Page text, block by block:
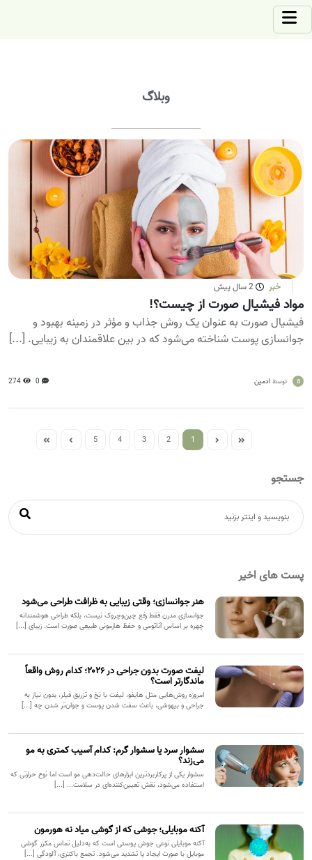
وبلاگ
خبر 2 سال پیش
مواد فیشیال صورت از چیست؟!
فیشیال صورت به عنوان یک روش جذاب و مؤثر در زمینه بهبود و
جوانسازی پوست شناخته می‌شود که در بین علاقمندان به زیبایی. [...]
a توسط ادمین 0
274
1
2
3
4
5
جستجو
پست های اخیر
هنر جوانسازی؛ وقتی زیبایی به ظرافت طراحی می‌شود
جوانسازی مدرن فقط رفع چین‌وچروک نیست، بلکه طراحی هوشمندانه
چهره بر اساس آناتومی و حفظ هارمونی طبیعی صورت است. زیبای [...]
لیفت صورت بدون جراحی در ۲۰۲۶؛ کدام روش واقعاً
ماندگارتر است؟
امروزه روش‌هایی مثل هایفو، لیفت با نخ و تزریق فیلر، بدون نیاز به
جراحی و بیهوشی، باعث سفت شدن پوست و جوان‌تر شدن چه [...]
سشوار سرد یا سشوار گرم: کدام آسیب کمتری به مو
می‌زند؟
سشوار یکی از پرکاربردترین ابزارهای حالت‌دهی مو است اما نوع حرارتی که
استفاده می‌شود، نقش تعیین‌کننده‌ای در سلامت... [...]
آکنه موبایلی؛ جوشی که از گوشی میاد نه هورمون
آکنه موبایلی نوعی جوش پوستی است که به‌دلیل تماس مکرر گوشی
موبایل با صورت ایجاد یا تشدید می‌شود. تجمع باکتری، آلودگی [...]